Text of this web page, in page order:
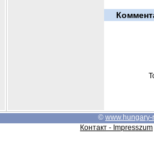
© www.hungary-
Контакт - Impresszum